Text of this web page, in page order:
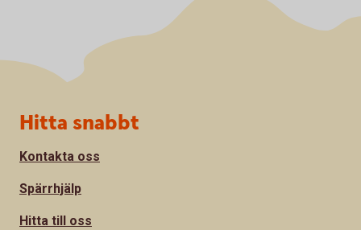
Sidfot
Hitta snabbt
Kontakta oss
Spärrhjälp
Hitta till oss